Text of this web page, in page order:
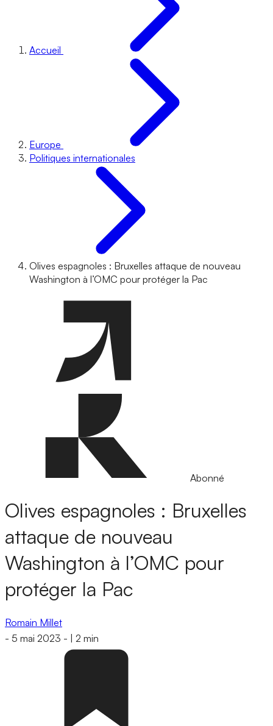
Accueil
Europe
Politiques internationales
Olives espagnoles : Bruxelles attaque de nouveau
Washington à l’OMC pour protéger la Pac
Abonné
Olives espagnoles : Bruxelles
attaque de nouveau
Washington à l’OMC pour
protéger la Pac
Romain Millet
- 5 mai 2023 - 2 min